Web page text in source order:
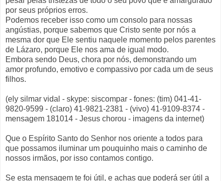
por seus próprios erros.
Podemos receber isso como um consolo para nossas
angústias, porque sabemos que Cristo sente por nós a
mesma dor que Ele sentiu naquele momento pelos parentes
de Lázaro, porque Ele nos ama de igual modo.
Embora sendo Deus, chora por nós, demonstrando um
amor profundo, emotivo e compassivo por cada um de seus
filhos.
(ely silmar vidal - skype: siscompar - fones: (tim) 041-41-
9820-9599 - (claro) 41-9821-2381 - (vivo) 41-9109-8374 -
mensagem 181014 - Jesus chorou - imagens da internet)
Que o Espírito Santo do Senhor nos oriente a todos para
que possamos iluminar um pouquinho mais o caminho de
nossos irmãos, por isso contamos contigo.
Se esta mensagem te foi útil, e achas que poderá ser útil a